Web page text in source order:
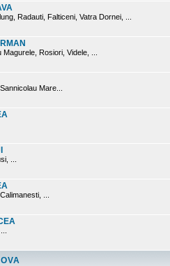
Radauti, Falticeni, Vatra Dornei, ...
Rosiori, Videle, ...
Mare...
...
...